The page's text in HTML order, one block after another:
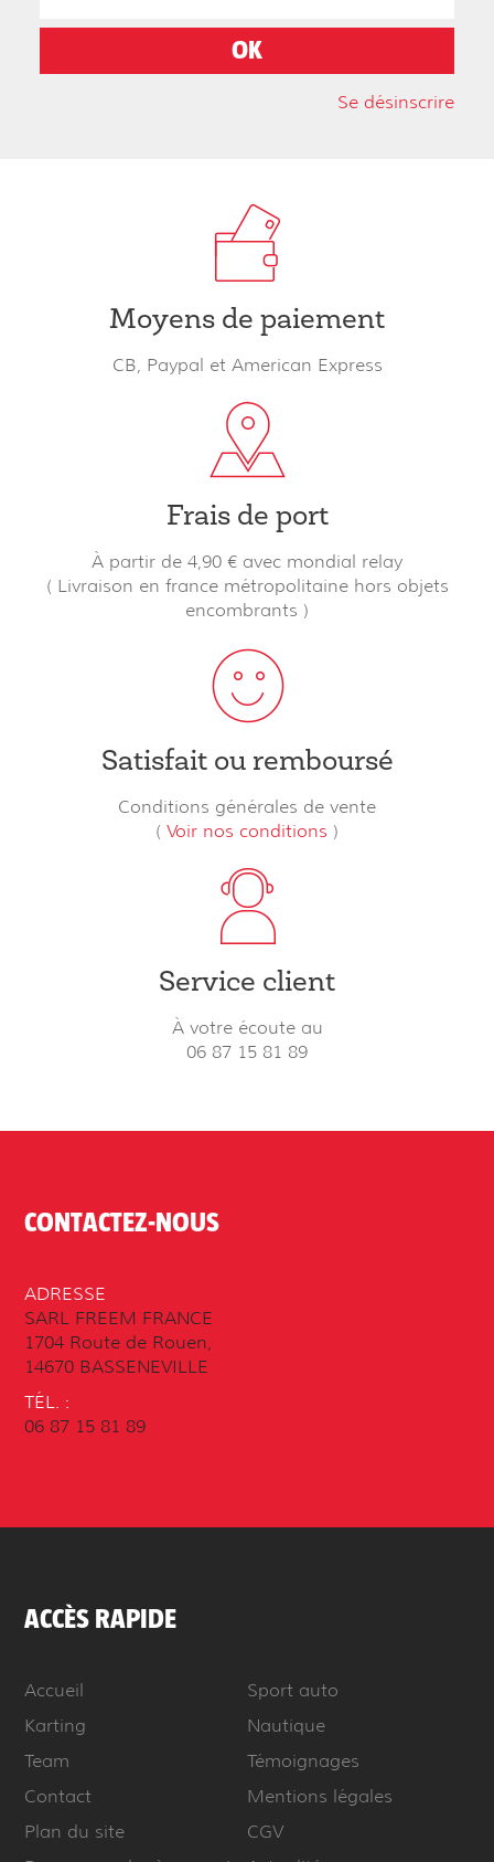
Se désinscrire
Moyens de paiement
CB, Paypal et American Express
Frais de port
À partir de 4,90 € avec mondial relay
( Livraison en france métropolitaine hors objets
encombrants )
Satisfait ou remboursé
Conditions générales de vente
( Voir nos conditions )
Service client
À votre écoute au
06 87 15 81 89
CONTACTEZ-NOUS
ADRESSE
SARL FREEM FRANCE
1704 Route de Rouen,
14670 BASSENEVILLE
TÉL. :
06 87 15 81 89
ACCÈS RAPIDE
Accueil
Sport auto
Karting
Nautique
Team
Témoignages
Contact
Mentions légales
Plan du site
CGV